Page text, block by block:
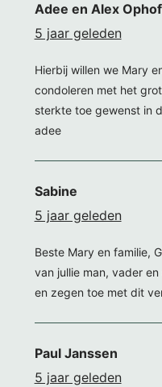
Adee en Alex Ophof
5 jaar geleden
Hierbij willen we Mary
condoleren met het
sterkte toe gewenst in
adee
Sabine
5 jaar geleden
Beste Mary en familie,
van jullie man, vader
en zegen toe met dit
Paul Janssen
5 jaar geleden